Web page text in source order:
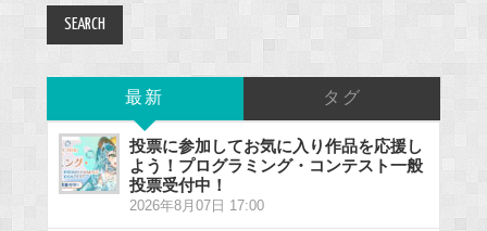
最新 タグ
投票に参加してお気に入り作品を応援し
よう！プログラミング・コンテスト一般
投票受付中！
2026年8月07日 17:00